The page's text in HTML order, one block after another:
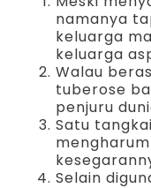
namanya
keluarga
keluarga
Walau
tuberose
penjuru
Satu
Selain